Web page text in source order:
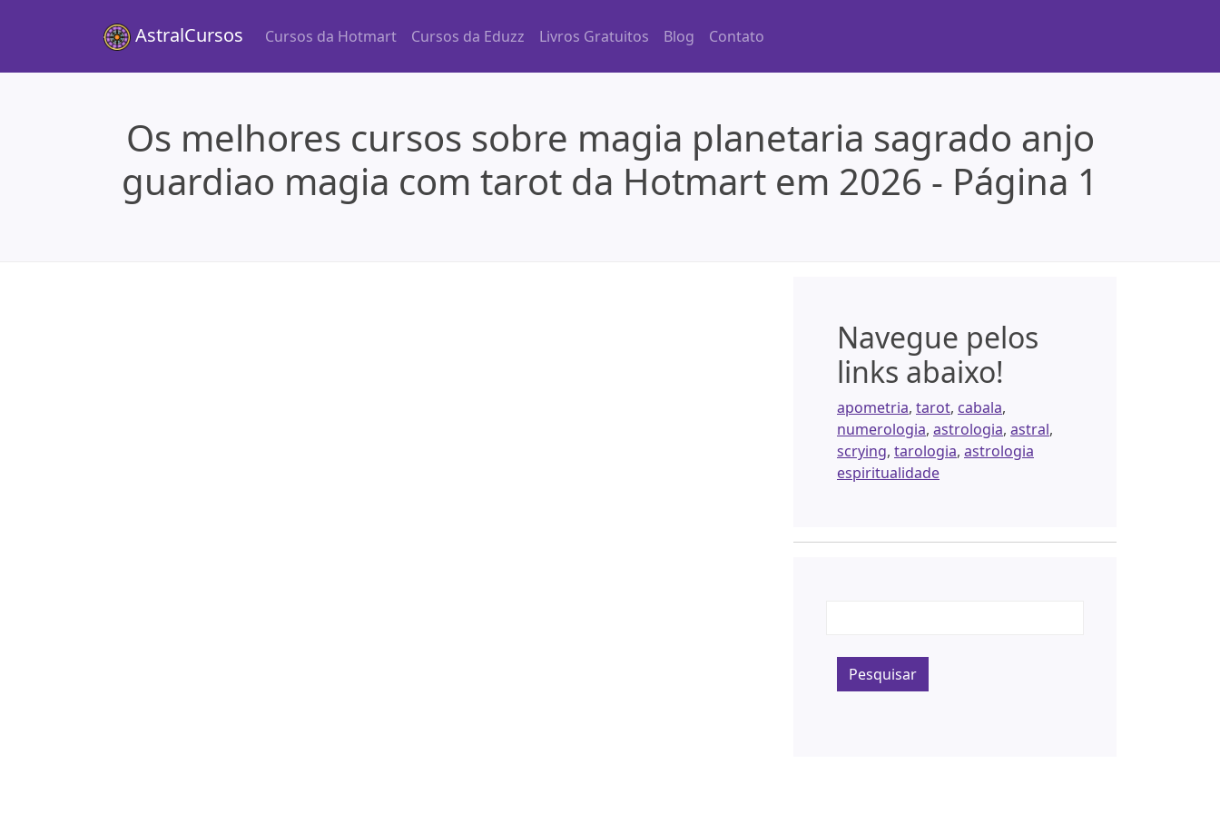
AstralCursos Cursos da Hotmart Cursos da Eduzz Livros Gratuitos Blog Contato
Os melhores cursos sobre magia planetaria sagrado anjo
guardiao magia com tarot da Hotmart em 2026 - Página 1
Navegue pelos
links abaixo!
apometria, tarot, cabala,
numerologia, astrologia, astral,
scrying, tarologia, astrologia
espiritualidade
Pesquisar